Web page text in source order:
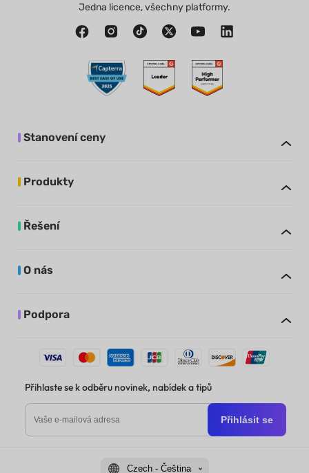
Jedna licence, všechny platformy.
Stanovení ceny
Produkty
Řešení
O nás
Podpora
Přihlaste se k odběru novinek, nabídek a tipů
Přihlásit se
Czech - Čeština